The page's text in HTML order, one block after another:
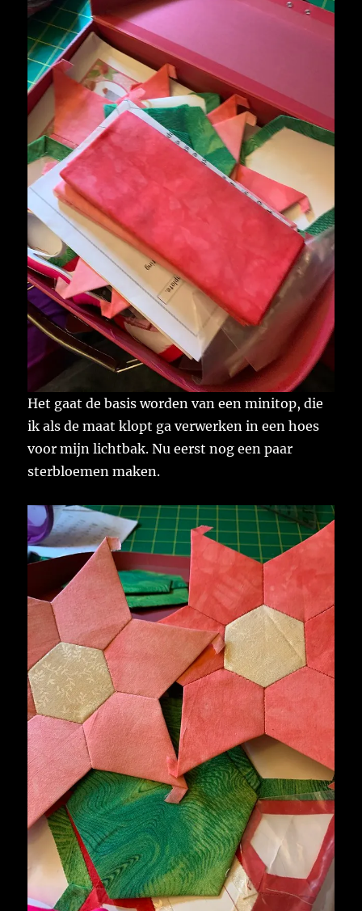
Het gaat de basis worden van een minitop, die
ik als de maat klopt ga verwerken in een hoes
voor mijn lichtbak. Nu eerst nog een paar
sterbloemen maken.